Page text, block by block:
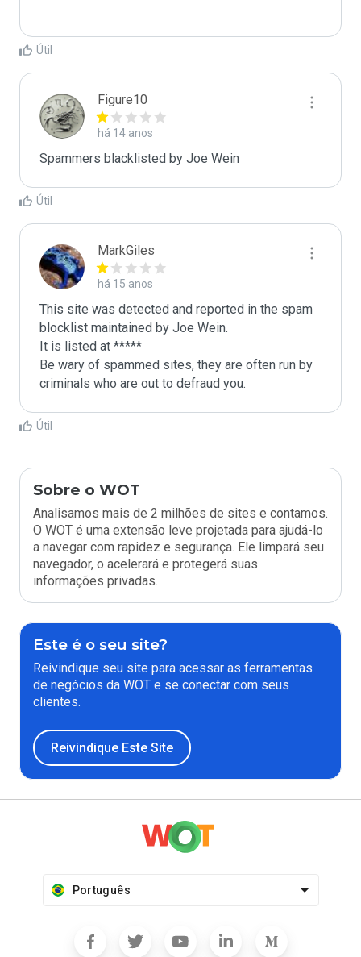
Útil
Figure10
há 14 anos
Spammers blacklisted by Joe Wein
Útil
MarkGiles
há 15 anos
This site was detected and reported in the spam
blocklist maintained by Joe Wein.
It is listed at *****
Be wary of spammed sites, they are often run by
criminals who are out to defraud you.
Útil
Sobre o WOT
Analisamos mais de 2 milhões de sites e contamos.
O WOT é uma extensão leve projetada para ajudá-lo
a navegar com rapidez e segurança. Ele limpará seu
navegador, o acelerará e protegerá suas
informações privadas.
Este é o seu site?
Reivindique seu site para acessar as ferramentas
de negócios da WOT e se conectar com seus
clientes.
Reivindique Este Site
Português